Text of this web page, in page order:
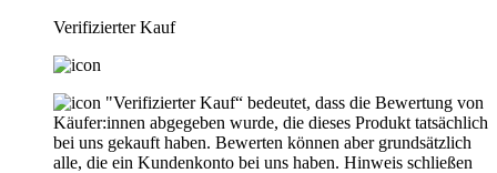
Verifizierter Kauf
"Verifizierter Kauf“ bedeutet, dass die Bewertung von
Käufer:innen abgegeben wurde, die dieses Produkt tatsächlich
bei uns gekauft haben. Bewerten können aber grundsätzlich
alle, die ein Kundenkonto bei uns haben. Hinweis schließen